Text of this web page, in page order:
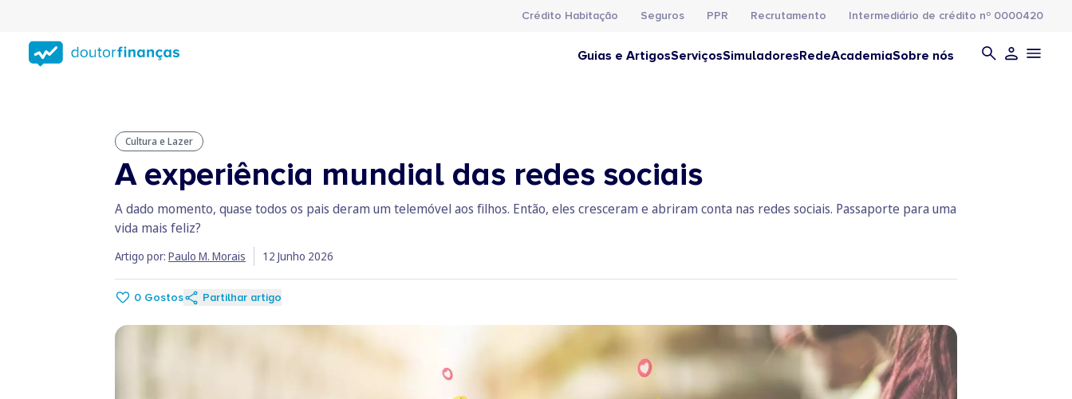
conteúdo
principal
Crédito Habitação Seguros PPR Recrutamento Intermediário de crédito nº 0000420
Guias e ArtigosServiçosSimuladoresRedeAcademiaSobre nós
Cultura e Lazer
A experiência mundial das redes sociais
A dado momento, quase todos os pais deram um telemóvel aos filhos. Então, eles cresceram e abriram conta nas redes sociais. Passaporte para uma
vida mais feliz?
Artigo por: Paulo M. Morais 12 Junho 2026
0 Gostos Partilhar artigo